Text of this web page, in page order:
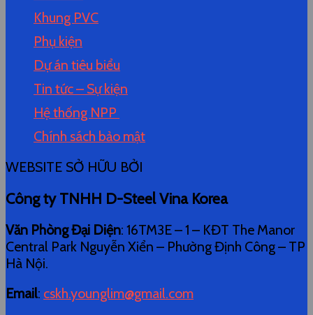
Khung PVC
Phụ kiện
Dự án tiêu biểu
Tin tức – Sự kiện
Hệ thống NPP
Chính sách bảo mật
WEBSITE SỞ HỮU BỞI
Công ty TNHH D-Steel Vina Korea
Văn Phòng Đại Diện: 16TM3E – 1 – KĐT The Manor
Central Park Nguyễn Xiển – Phường Định Công – TP
Hà Nội.
Email: cskh.younglim@gmail.com